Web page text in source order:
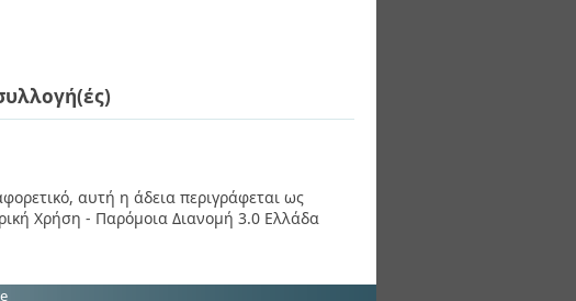
αυτή η άδεια περιγράφεται ως
Χρήση - Παρόμοια Διανομή 3.0 Ελλάδα